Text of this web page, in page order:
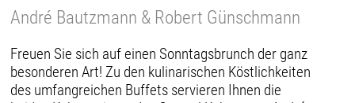
André Bautzmann & Robert Günschmann
Freuen Sie sich auf einen Sonntagsbrunch der ganz
besonderen Art! Zu den kulinarischen Köstlichkeiten
des umfangreichen Buffets servieren Ihnen die